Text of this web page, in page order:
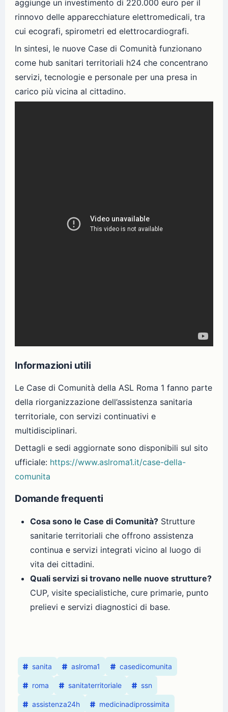
aggiunge un investimento di 220.000 euro per il
rinnovo delle apparecchiature elettromedicali, tra
cui ecografi, spirometri ed elettrocardiografi.
In sintesi, le nuove Case di Comunità funzionano
come hub sanitari territoriali h24 che concentrano
servizi, tecnologie e personale per una presa in
carico più vicina al cittadino.
Informazioni utili
Le Case di Comunità della ASL Roma 1 fanno parte
della riorganizzazione dell’assistenza sanitaria
territoriale, con servizi continuativi e
multidisciplinari.
Dettagli e sedi aggiornate sono disponibili sul sito
ufficiale: https://www.aslroma1.it/case-della-
comunita
Domande frequenti
Cosa sono le Case di Comunità? Strutture
sanitarie territoriali che offrono assistenza
continua e servizi integrati vicino al luogo di
vita dei cittadini.
Quali servizi si trovano nelle nuove strutture?
CUP, visite specialistiche, cure primarie, punto
prelievi e servizi diagnostici di base.
sanita aslroma1 casedicomunita
roma sanitaterritoriale ssn
assistenza24h medicinadiprossimita